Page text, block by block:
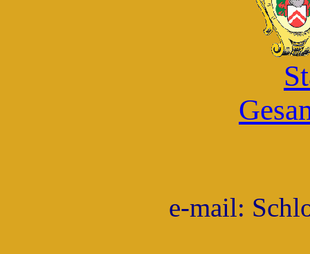
e-mail: